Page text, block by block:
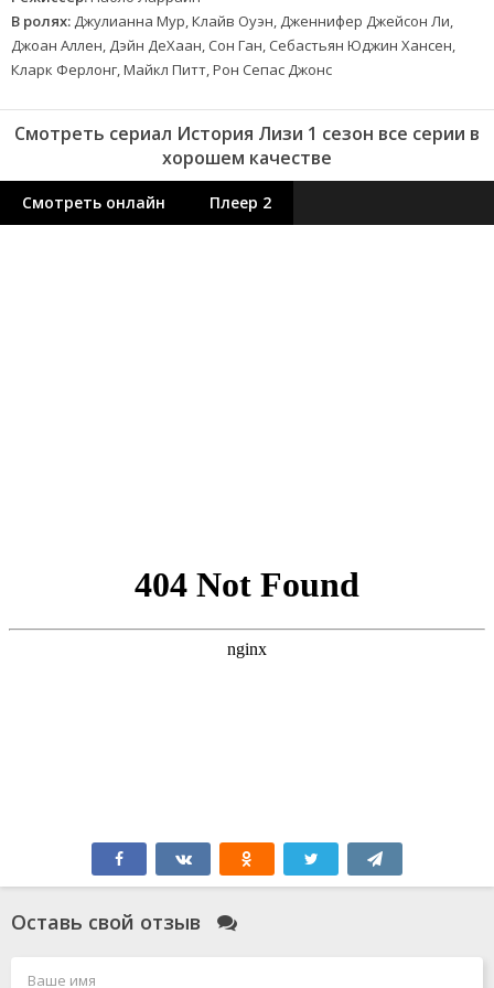
В ролях: Джулианна Мур, Клайв Оуэн, Дженнифер Джейсон Ли,
Джоан Аллен, Дэйн ДеХаан, Сон Ган, Себастьян Юджин Хансен,
Кларк Ферлонг, Майкл Питт, Рон Сепас Джонс
Смотреть сериал История Лизи 1 сезон все серии в
хорошем качестве
Смотреть онлайн Плеер 2
Оставь свой отзыв